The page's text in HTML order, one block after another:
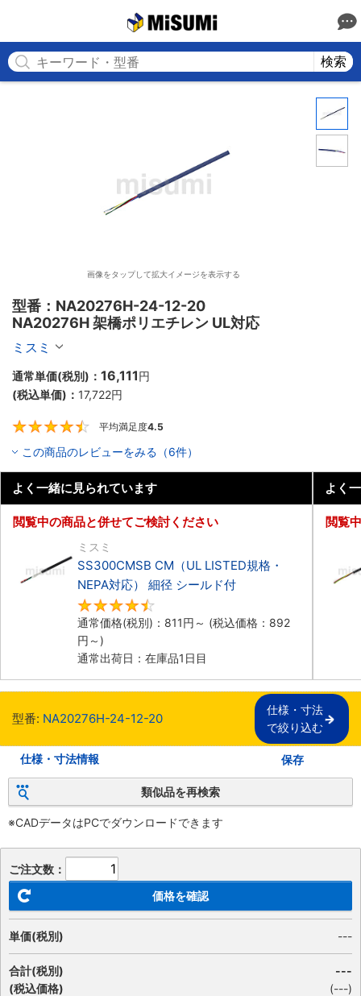
検索
画像をタップして拡大イメージを表示する
型番：NA20276H-24-12-20
NA20276H 架橋ポリエチレン UL対応
ミスミ
通常単価(税別)： 16,111円
(税込単価)： 17,722円
平均満足度4.5
この商品のレビューをみる（6件）
よく一緒に見られています
閲覧中の商品と併せてご検討ください
ミスミ
SS300CMSB CM（UL LISTED規格・
NEPA対応） 細径 シールド付
通常価格(税別)： 811円 ～ (税込価格： 892
円 ～)
通常出荷日：在庫品1日目
よく
閲覧
型番: NA20276H-24-12-20
仕様・寸法
で絞り込む
仕様・寸法情報 保存
類似品を再検索
※CADデータはPCでダウンロードできます
ご注文数：
価格を確認
単価(税別) ---
合計(税別)
(税込価格)
---
(---)